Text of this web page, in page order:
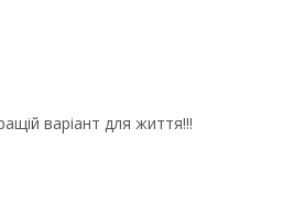
варіант для життя!!!